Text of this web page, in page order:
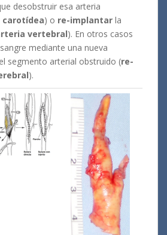
desobstruir esa arteria
) o re-implantar la
vertebral). En otros casos
mediante una nueva
segmento arterial obstruido (re-
).